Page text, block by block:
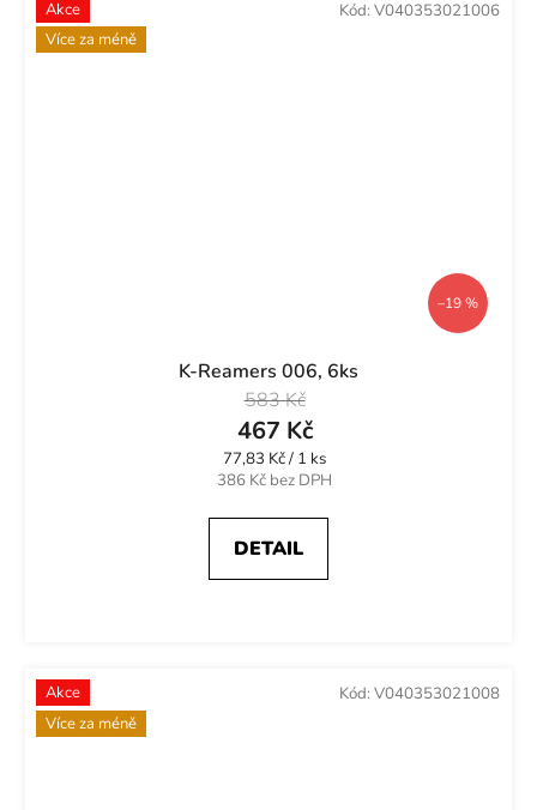
Akce
Více za méně
–19 %
K-Reamers 006, 6ks
386 Kč bez DPH
467 Kč
583 Kč
Měrná
cena:
77,83 Kč / 1 ks
DETAIL
Kód: V040353021006
Akce
Více za méně
Kód: V040353021008